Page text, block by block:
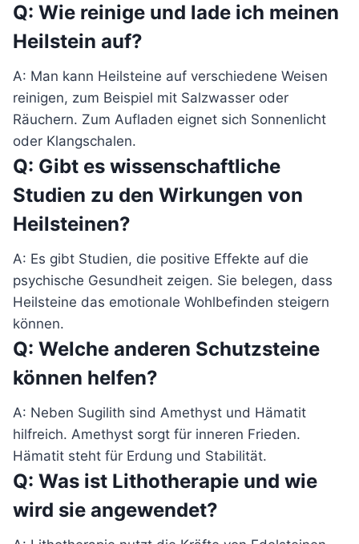
Q: Wie reinige und lade ich meinen
Heilstein auf?
A: Man kann Heilsteine auf verschiedene Weisen
reinigen, zum Beispiel mit Salzwasser oder
Räuchern. Zum Aufladen eignet sich Sonnenlicht
oder Klangschalen.
Q: Gibt es wissenschaftliche
Studien zu den Wirkungen von
Heilsteinen?
A: Es gibt Studien, die positive Effekte auf die
psychische Gesundheit zeigen. Sie belegen, dass
Heilsteine das emotionale Wohlbefinden steigern
können.
Q: Welche anderen Schutzsteine
können helfen?
A: Neben Sugilith sind Amethyst und Hämatit
hilfreich. Amethyst sorgt für inneren Frieden.
Hämatit steht für Erdung und Stabilität.
Q: Was ist Lithotherapie und wie
wird sie angewendet?